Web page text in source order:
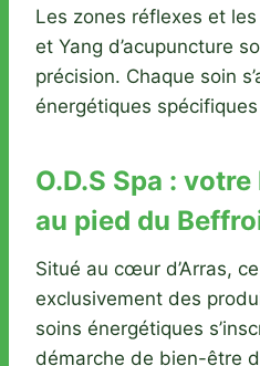
Les zones réflexes et
et Yang d’acupuncture
précision. Chaque soin
énergétiques
O.D.S Spa :
au pied du
Situé au cœur d’Arras,
exclusivement des
soins énergétiques
démarche de bien-être